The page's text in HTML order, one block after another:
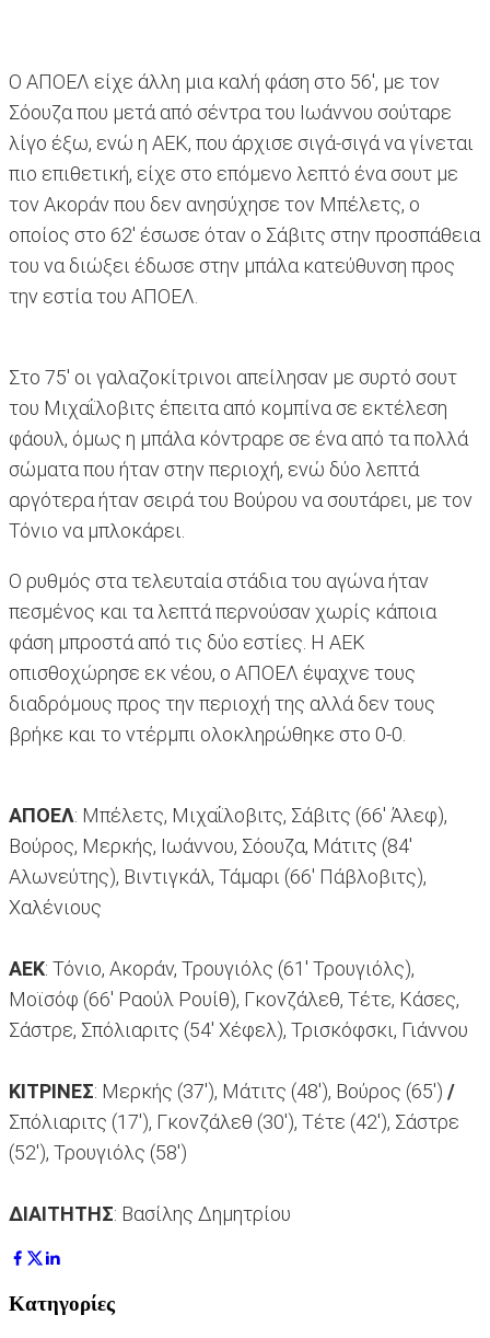
Ο ΑΠΟΕΛ είχε άλλη μια καλή φάση στο 56', με τον
Σόουζα που μετά από σέντρα του Ιωάννου σούταρε
λίγο έξω, ενώ η ΑΕΚ, που άρχισε σιγά-σιγά να γίνεται
πιο επιθετική, είχε στο επόμενο λεπτό ένα σουτ με
τον Ακοράν που δεν ανησύχησε τον Μπέλετς, ο
οποίος στο 62' έσωσε όταν ο Σάβιτς στην προσπάθεια
του να διώξει έδωσε στην μπάλα κατεύθυνση προς
την εστία του ΑΠΟΕΛ.
Στο 75' οι γαλαζοκίτρινοι απείλησαν με συρτό σουτ
του Μιχαΐλοβιτς έπειτα από κομπίνα σε εκτέλεση
φάουλ, όμως η μπάλα κόντραρε σε ένα από τα πολλά
σώματα που ήταν στην περιοχή, ενώ δύο λεπτά
αργότερα ήταν σειρά του Βούρου να σουτάρει, με τον
Τόνιο να μπλοκάρει.
Ο ρυθμός στα τελευταία στάδια του αγώνα ήταν
πεσμένος και τα λεπτά περνούσαν χωρίς κάποια
φάση μπροστά από τις δύο εστίες. H AEK
oπισθοχώρησε εκ νέου, ο ΑΠΟΕΛ έψαχνε τους
διαδρόμους προς την περιοχή της αλλά δεν τους
βρήκε και το ντέρμπι ολοκληρώθηκε στο 0-0.
ΑΠΟΕΛ: Μπέλετς, Μιχαΐλοβιτς, Σάβιτς (66' Άλεφ),
Βούρος, Μερκής, Ιωάννου, Σόουζα, Μάτιτς (84'
Αλωνεύτης), Βιντιγκάλ, Τάμαρι (66' Πάβλοβιτς),
Χαλένιους
ΑΕΚ: Τόνιο, Ακοράν, Τρουγιόλς (61' Τρουγιόλς),
Μοϊσόφ (66' Ραούλ Ρουίθ), Γκονζάλεθ, Τέτε, Κάσες,
Σάστρε, Σπόλιαριτς (54' Χέφελ), Τρισκόφσκι, Γιάννου
ΚΙΤΡΙΝΕΣ: Μερκής (37'), Μάτιτς (48'), Βούρος (65') /
Σπόλιαριτς (17'), Γκονζάλεθ (30'), Tέτε (42'), Σάστρε
(52'), Τρουγιόλς (58')
ΔΙΑΙΤΗΤΗΣ: Βασίλης Δημητρίου
Κατηγορίες